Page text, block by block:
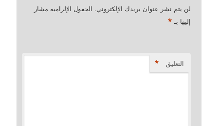
لن يتم نشر عنوان بريدك الإلكتروني. الحقول الإلزامية مشار
إليها بـ *
التعليق *